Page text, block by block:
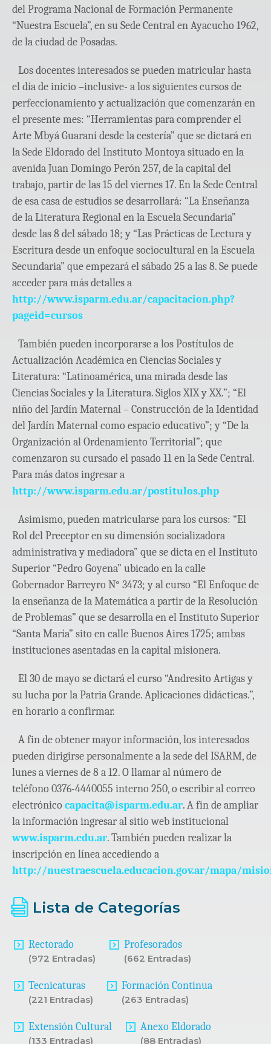
del Programa Nacional de Formación Permanente
“Nuestra Escuela”, en su Sede Central en Ayacucho 1962,
de la ciudad de Posadas.
Los docentes interesados se pueden matricular hasta
el día de inicio –inclusive- a los siguientes cursos de
perfeccionamiento y actualización que comenzarán en
el presente mes: “Herramientas para comprender el
Arte Mbyá Guaraní desde la cestería” que se dictará en
la Sede Eldorado del Instituto Montoya situado en la
avenida Juan Domingo Perón 257, de la capital del
trabajo, partir de las 15 del viernes 17. En la Sede Central
de esa casa de estudios se desarrollará: “La Enseñanza
de la Literatura Regional en la Escuela Secundaria”
desde las 8 del sábado 18; y “Las Prácticas de Lectura y
Escritura desde un enfoque sociocultural en la Escuela
Secundaria” que empezará el sábado 25 a las 8. Se puede
acceder para más detalles a
http://www.isparm.edu.ar/capacitacion.php?
pageid=cursos
También pueden incorporarse a los Postítulos de
Actualización Académica en Ciencias Sociales y
Literatura: “Latinoamérica, una mirada desde las
Ciencias Sociales y la Literatura. Siglos XIX y XX.”; “El
niño del Jardín Maternal – Construcción de la Identidad
del Jardín Maternal como espacio educativo”; y “De la
Organización al Ordenamiento Territorial”; que
comenzaron su cursado el pasado 11 en la Sede Central.
Para más datos ingresar a
http://www.isparm.edu.ar/postitulos.php
Asimismo, pueden matricularse para los cursos: “El
Rol del Preceptor en su dimensión socializadora
administrativa y mediadora” que se dicta en el Instituto
Superior “Pedro Goyena” ubicado en la calle
Gobernador Barreyro N° 3473; y al curso “El Enfoque de
la enseñanza de la Matemática a partir de la Resolución
de Problemas” que se desarrolla en el Instituto Superior
“Santa María” sito en calle Buenos Aires 1725; ambas
instituciones asentadas en la capital misionera.
El 30 de mayo se dictará el curso “Andresito Artigas y
su lucha por la Patria Grande. Aplicaciones didácticas.”,
en horario a confirmar.
A fin de obtener mayor información, los interesados
pueden dirigirse personalmente a la sede del ISARM, de
lunes a viernes de 8 a 12. O llamar al número de
teléfono 0376-4440055 interno 250, o escribir al correo
electrónico capacita@isparm.edu.ar. A fin de ampliar
la información ingresar al sitio web institucional
www.isparm.edu.ar. También pueden realizar la
inscripción en línea accediendo a
http://nuestraescuela.educacion.gov.ar/mapa/
Lista de Categorías
Rectorado
(972 Entradas)
Profesorados
(662 Entradas)
Tecnicaturas
(221 Entradas)
Formación Continua
(263 Entradas)
Extensión Cultural
(133 Entradas)
Anexo Eldorado
(88 Entradas)